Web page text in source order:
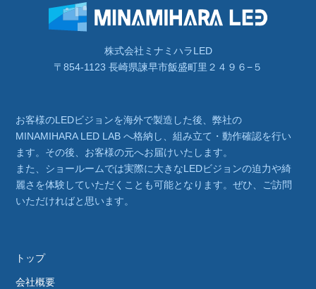
株式会社ミナミハラLED
〒854-1123 長崎県諫早市飯盛町里２４９６−５
お客様のLEDビジョンを海外で製造した後、弊社の
MINAMIHARA LED LAB へ格納し、組み立て・動作確認を行い
ます。その後、お客様の元へお届けいたします。
また、ショールームでは実際に大きなLEDビジョンの迫力や綺
麗さを体験していただくことも可能となります。ぜひ、ご訪問
いただければと思います。
トップ
会社概要